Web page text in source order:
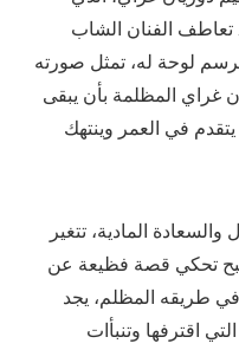
تعاطف الفنان الشاب
لوحة له، تمثل صورته
غراي المظلمة بأن يبقى
في العمر وينتهك
المادية، تتغير
تحكي قصة فظيعة عن
طريقه المظلم، يجد
اقترفها وتنبأات